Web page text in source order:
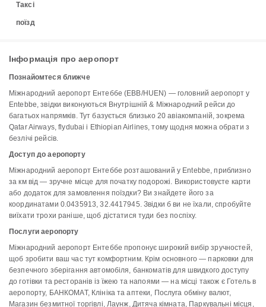
Таксі
поїзд
Інформація про аеропорт
Познайомтеся ближче
Міжнародний аеропорт Ентеббе (EBB/HUEN) — головний аеропорт у
Entebbe, звідки виконуються Внутрішній & Міжнародний рейси до
багатьох напрямків. Тут базується близько 20 авіакомпаній, зокрема
Qatar Airways, flydubai і Ethiopian Airlines, тому щодня можна обрати з
безлічі рейсів.
Доступ до аеропорту
Міжнародний аеропорт Ентеббе розташований у Entebbe, приблизно
за км від — зручне місце для початку подорожі. Використовуєте карти
або додаток для замовлення поїздки? Ви знайдете його за
координатами 0.0435913, 32.4417945. Звідки б ви не їхали, спробуйте
виїхати трохи раніше, щоб дістатися туди без поспіху.
Послуги аеропорту
Міжнародний аеропорт Ентеббе пропонує широкий вибір зручностей,
щоб зробити ваш час тут комфортним. Крім основного — парковки для
безпечного зберігання автомобіля, банкоматів для швидкого доступу
до готівки та ресторанів із їжею та напоями — на місці також є Готель в
аеропорту, БАНКОМАТ, Клініка та аптеки, Послуга обміну валют,
Магазин безмитної торгівлі, Лаунж, Дитяча кімната, Паркувальні місця,